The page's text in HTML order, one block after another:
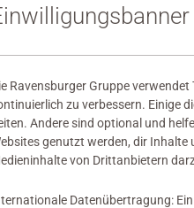
my
my memory
29,90 €
23,92 €
22,42 € Club
Ravensburger Gruppe
zu verbessern. Einige
Andere sind optional und
genutzt werden, dir Inhalte
von Drittanbietern
Datenübertragung: